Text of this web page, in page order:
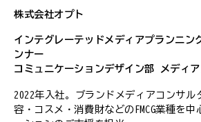
株式会社オプト
インテグレーテッドメディアプランニ
ンナー
コミュニケーションデザイン部 メディ
2022年入社。ブランドメディアコンサル
容・コスメ・消費財などのFMCG業種を